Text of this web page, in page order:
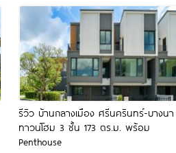
รีวิว บ้านกลางเมือง ศรีนครินทร์-บางนา
ทาวน์โฮม 3 ชั้น 173 ตร.ม. พร้อม
Penthouse